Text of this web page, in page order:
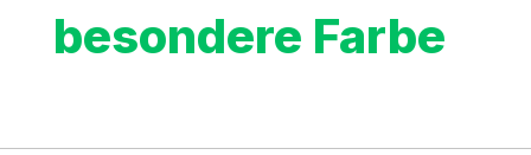
besondere Farbe